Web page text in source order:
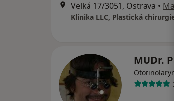
Velká 17/3051, Ostrava •
MUDr.